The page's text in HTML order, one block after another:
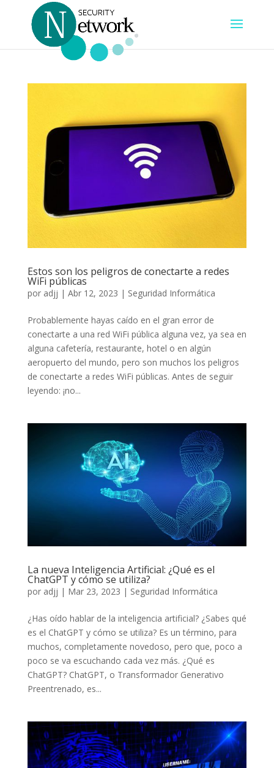
Estos son los peligros de conectarte a redes
WiFi públicas
por adjj | Abr 12, 2023 | Seguridad Informática
Probablemente hayas caído en el gran error de
conectarte a una red WiFi pública alguna vez, ya sea en
alguna cafetería, restaurante, hotel o en algún
aeropuerto del mundo, pero son muchos los peligros
de conectarte a redes WiFi públicas. Antes de seguir
leyendo: ¡no...
La nueva Inteligencia Artificial: ¿Qué es el
ChatGPT y cómo se utiliza?
por adjj | Mar 23, 2023 | Seguridad Informática
¿Has oído hablar de la inteligencia artificial? ¿Sabes qué
es el ChatGPT y cómo se utiliza? Es un término, para
muchos, completamente novedoso, pero que, poco a
poco se va escuchando cada vez más. ¿Qué es
ChatGPT? ChatGPT, o Transformador Generativo
Preentrenado, es...